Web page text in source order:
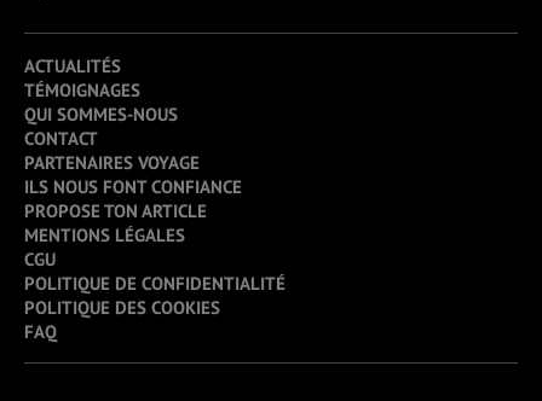
ACTUALITÉS
TÉMOIGNAGES
QUI SOMMES-NOUS
CONTACT
PARTENAIRES VOYAGE
ILS NOUS FONT CONFIANCE
PROPOSE TON ARTICLE
MENTIONS LÉGALES
CGU
POLITIQUE DE CONFIDENTIALITÉ
POLITIQUE DES COOKIES
FAQ